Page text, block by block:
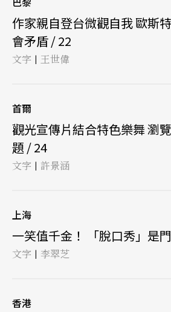
作家親自登台微觀自我 歐斯
會矛盾 / 22
文字 | 王世偉
首爾
觀光宣傳片結合特色樂舞 瀏
題 / 24
文字 | 許景涵
上海
一笑值千金！ 「脫口秀」是
文字 | 李翠芝
香港